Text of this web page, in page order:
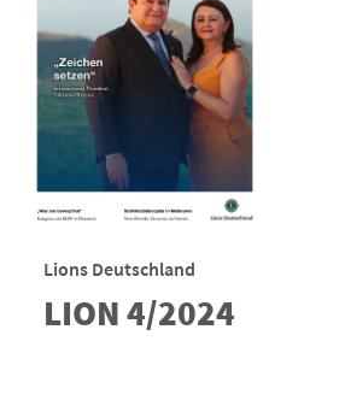
Lions Deutschland
LION 4/2024